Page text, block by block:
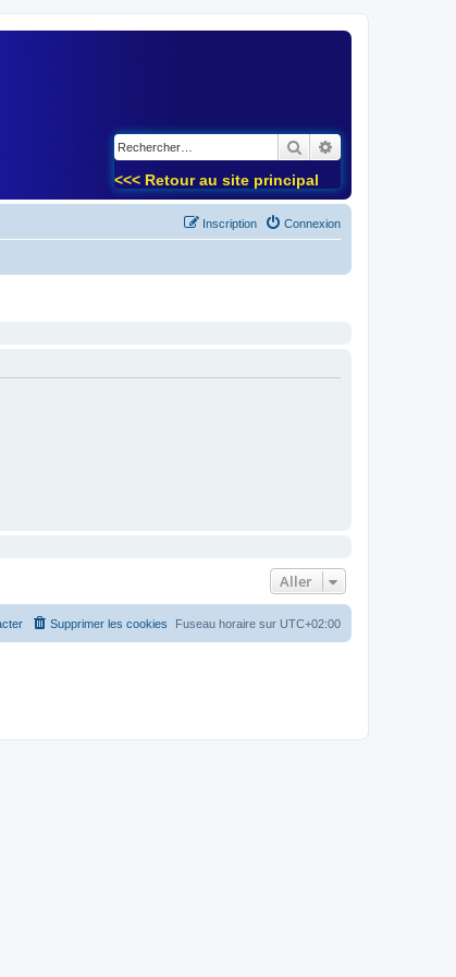
Rechercher
<<< Retour au site principal
Connexion
Inscription
Aller
Fuseau horaire sur UTC+02:00
Supprimer les cookies